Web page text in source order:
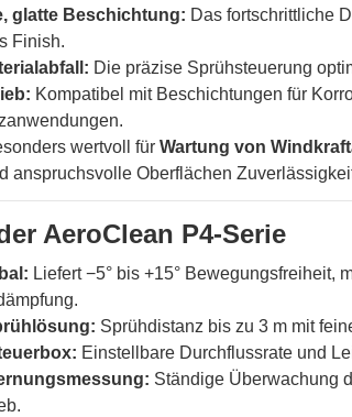
glatte Beschichtung: Das fortschrittliche
Finish.
Die präzise Sprühsteuerung
Kompatibel mit Beschichtungen für
wertvoll für Wartung von
anspruchsvolle Oberflächen
AeroClean P4-Serie
Liefert −5° bis +15°
Sprühdistanz bis zu 3 m mit
Einstellbare Durchflussrate und
Ständige Überwachung